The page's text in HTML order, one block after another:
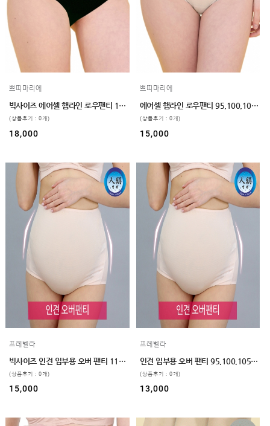
쁘띠마리에
빅사이즈 에어셀 햄라인 로우팬티 110,120 2color
(상품후기 : 0개)
18,000
쁘띠마리에
에어셀 햄라인 로우팬티 95,100,105 2color
(상품후기 : 0개)
15,000
프레벨라
빅사이즈 인견 임부용 오버 팬티 110,120 2color
(상품후기 : 0개)
15,000
프레벨라
인견 임부용 오버 팬티 95,100,105 2color
(상품후기 : 0개)
13,000
MYPAGE
COMMUNITY
GUIDE